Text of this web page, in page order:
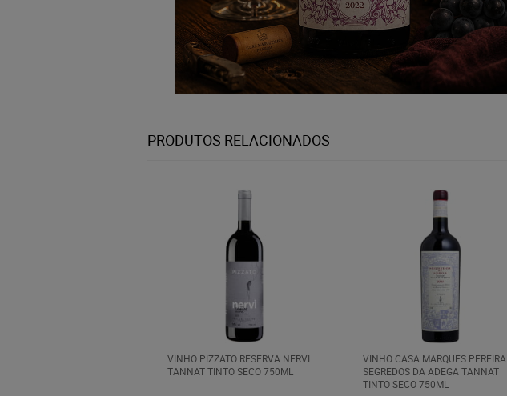
PRODUTOS RELACIONADOS
VINHO PIZZATO RESERVA NERVI
TANNAT TINTO SECO 750ML
VINHO CASA MARQUES PEREIRA
SEGREDOS DA ADEGA TANNAT
TINTO SECO 750ML